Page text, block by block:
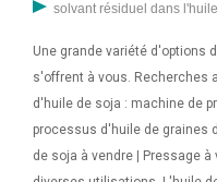
solvant résiduel dans
Une grande variété d'options
s'offrent à vous. Recherches
d'huile de soja : machine de
processus d'huile de graines
de soja à vendre | Pressage